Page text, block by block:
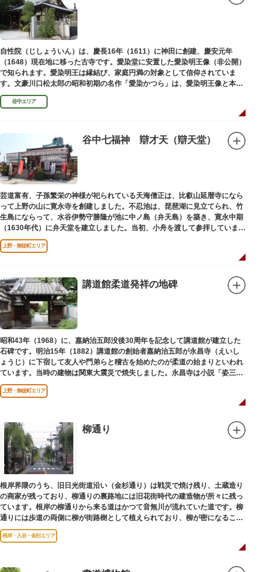
自性院（じしょういん）は、慶長16年（1611）に神田に創建、慶安元年
（1648）現在地に移った古寺です。愛染堂に安置した愛染明王像（非公開）
で知られます。愛染明王は縁結び、家庭円満の対象として信仰されていま
す。文豪川口松太郎の昭和初期の名作「愛染かつら」は、愛染明王像と本堂
前にあった桂の古木にヒントを得た作品だといわれます。
谷中エリア
谷中七福神 辯才天（辯天堂）
芸道富有、子孫繁栄の神様が祀られている天海僧正は、比叡山延暦寺になら
って上野の山に寛永寺を創建しました。不忍池は、琵琶湖に見立てられ、竹
生島にならって、水谷伊勢守勝隆が池に中ノ島（弁天島）を築き、寛永中期
（1630年代）に弁天堂を建立しました。当初、小舟を渡して参拝していまし
たが、後に橋が架けられました。
上野・御徒町エリア
講道館柔道発祥の地碑
昭和43年（1968）に、嘉納治五郎没後30周年を記念して講道館が建立した
石碑です。明治15年（1882）講道館の創始者嘉納治五郎が永昌寺（えいし
ょうじ）に下宿して友人や門弟らと稽古を始めたのが柔道の始まりといわれ
ています。当時の建物は関東大震災で焼失しました。永昌寺は小説「姿三四
郎」に登場する隆昌寺のモデルでもあります。
上野・御徒町エリア
柳通り
根岸界隈のうち、旧日光街道沿い（金杉通り）は戦災で焼け残り、土蔵造り
の商家が残っており、柳通りの裏路地には旧花街時代の建造物が所々に残っ
ています。根岸の柳通りから来る道はかつて音無川が流れていた道です。柳
通りには歩道の両側に柳が街路樹として植えられており、柳が密になるこの
通りがかつて花街のあった界隈です。
根岸・入谷・金杉エリア